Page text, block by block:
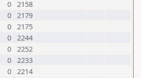
0 2158
0 2179
0 2175
0 2244
0 2252
0 2233
0 2214